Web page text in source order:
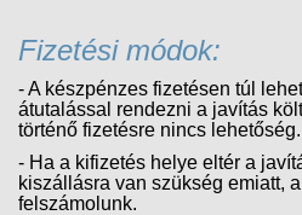
Fizetési módok:
- A készpénzes fizetésen túl
átutalással rendezni a javítás
történő fizetésre nincs lehetőség.
- Ha a kifizetés helye eltér a
kiszállásra van szükség emiatt,
felszámolunk.